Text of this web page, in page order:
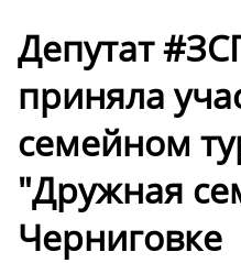
Депутат
приняла
семейном
"Дружная
Черниговке